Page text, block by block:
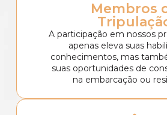
Membros
A participação em nossos
apenas eleva suas
conhecimentos, mas
suas oportunidades de
na embarcação ou